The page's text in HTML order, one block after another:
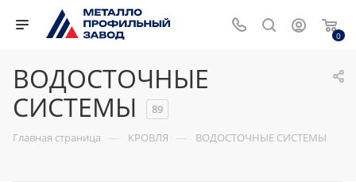
0
ВОДОСТОЧНЫЕ
СИСТЕМЫ
89
Главная страница
— КРОВЛЯ — ВОДОСТОЧНЫЕ СИСТЕМЫ